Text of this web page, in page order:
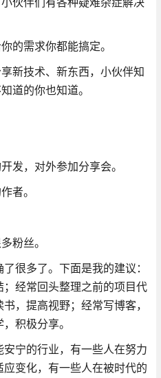
的需求你都能搞定。
新技术、新东西，小伙伴知
道的你也知道。
发，对外参加分享会。
者。
粉丝。
很多了。下面是我的建议：
经常回头整理之前的项目代
，提高视野；经常写博客，
积极分享。
宁的行业，有一些人在努力
变化，有一些人在被时代的